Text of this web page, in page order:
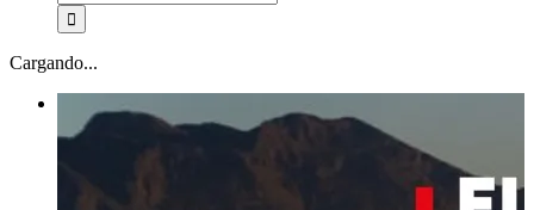
Cargando...